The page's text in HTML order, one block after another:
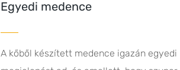
Egyedi medence
A kőből készített medence igazán egyedi